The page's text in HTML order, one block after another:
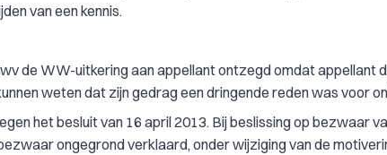
van een kennis.
de WW-uitkering aan appellant ontzegd omdat appellant
weten dat zijn gedrag een dringende reden was voor
het besluit van 16 april 2013. Bij beslissing op bezwaar
ongegrond verklaard, onder wijziging van de